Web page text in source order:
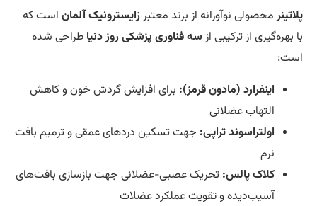
محصولی نوآورانه از برند معتبرزایسترونیک آلماناست که
بهره‌گیری از ترکیبی ازسه فناوری پزشکی روز دنیاطراحی شده
اینفرارد (مادون قرمز):برای افزایش گردش خون و کاهش
التهاب عضلانی
اولتراسوند تراپی:جهت تسکین دردهای عمقی و ترمیم بافت
کلاک پالس:تحریک عصبی-عضلانی جهت بازسازی بافت‌های
آسیب‌دیده و تقویت عملکرد عضلات